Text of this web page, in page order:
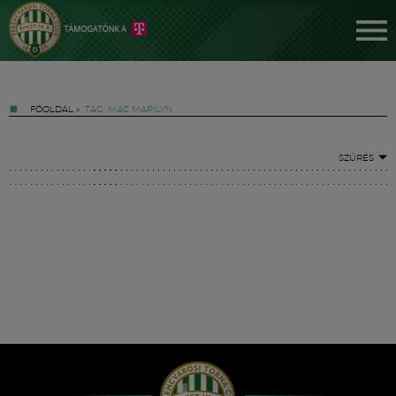
FŐOLDAL » TAG: MAC MARILYN
SZŰRÉS
Hírek